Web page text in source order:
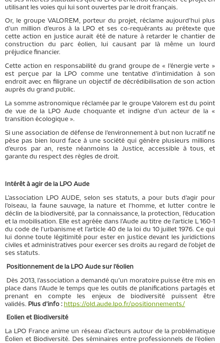
utilisant les voies qui lui sont ouvertes par le droit français.
Or, le groupe VALOREM, porteur du projet, réclame aujourd’hui plus
d’un million d’euros à la LPO et ses co-requérants au prétexte que
cette action en justice aurait été de nature à retarder le chantier de
construction du parc éolien, lui causant par là même un lourd
préjudice financier.
Cette action en responsabilité du grand groupe de « l’énergie verte »
est perçue par la LPO comme une tentative d’intimidation à son
endroit avec en filigrane un objectif de décrédibilisation de son action
auprès du grand public.
La somme astronomique réclamée par le groupe Valorem est du point
de vue de la LPO Aude choquante et indigne d’un acteur de la «
transition écologique ».
Si une association de défense de l’environnement à but non lucratif ne
pèse pas bien lourd face à une société qui génère plusieurs millions
d’euros par an, reste néanmoins la Justice, accessible à tous, et
garante du respect des règles de droit.
Intérêt à agir de la LPO Aude
L’association LPO AUDE, selon ses statuts, a pour buts d’agir pour
l’oiseau, la faune sauvage, la nature et l’homme, et lutter contre le
déclin de la biodiversité, par la connaissance, la protection, l’éducation
et la mobilisation. Elle est agréée dans l’Aude au titre de l’article L 160-1
du code de l’urbanisme et l’article 40 de la loi du 10 juillet 1976. Ce qui
lui donne toute légitimité pour ester en justice devant les juridictions
civiles et administratives pour exercer ses droits au regard de l’objet de
ses statuts.
Positionnement de la LPO Aude sur l’éolien
Dès 2013, l’association a demandé qu’un moratoire puisse être mis en
place dans l’Aude le temps que les outils de planifications partagés et
prenant en compte les enjeux de biodiversité puissent être
validés. Plus d’info : https://old.aude.lpo.fr/positionnements/
Eolien et Biodiversité
La LPO France anime un réseau d’acteurs autour de la problématique
Éolien et Biodiversité. Des séminaires entre professionnels de l’éolien